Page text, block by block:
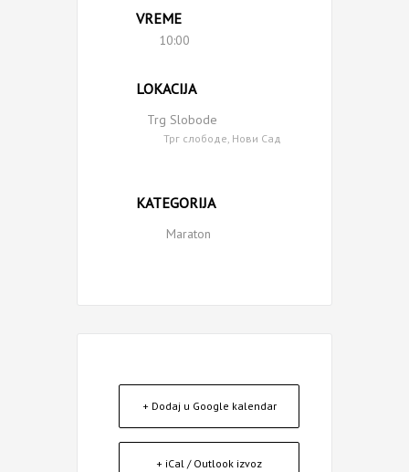
VREME
10:00
LOKACIJA
Trg Slobode
Трг слободе, Нови Сад
KATEGORIJA
Maraton
+ Dodaj u Google kalendar
+ iCal / Outlook izvoz